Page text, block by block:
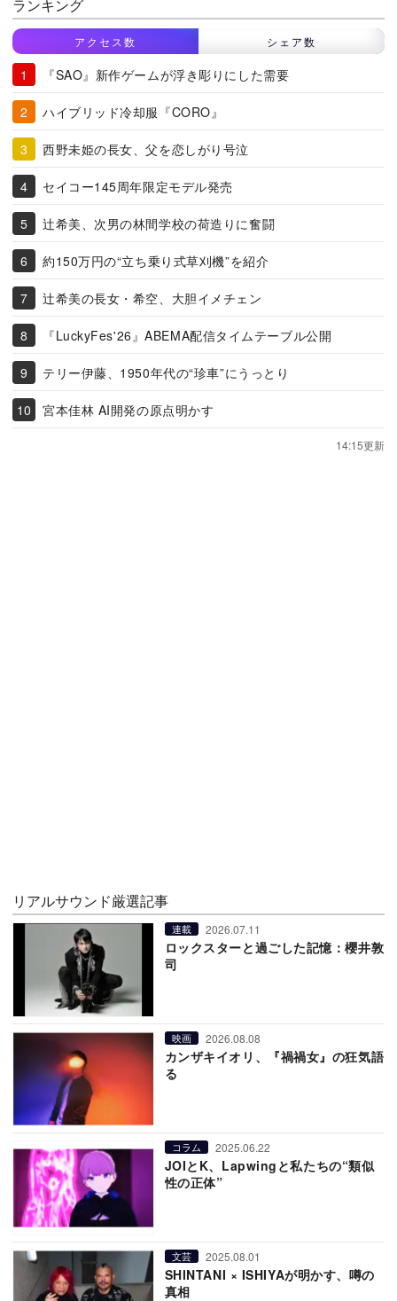
ランキング
アクセス数 シェア数
『SAO』新作ゲームが浮き彫りにした需要
ハイブリッド冷却服『CORO』
西野未姫の長女、父を恋しがり号泣
セイコー145周年限定モデル発売
辻希美、次男の林間学校の荷造りに奮闘
約150万円の“立ち乗り式草刈機”を紹介
辻希美の長女・希空、大胆イメチェン
『LuckyFes'26』ABEMA配信タイムテーブル公開
テリー伊藤、1950年代の“珍車”にうっとり
宮本佳林 AI開発の原点明かす
14:15更新
リアルサウンド厳選記事
連載 2026.07.11
ロックスターと過ごした記憶：櫻井敦
司
映画 2026.08.08
カンザキイオリ、『禍禍女』の狂気語
る
コラム 2025.06.22
JOIとK、Lapwingと私たちの“類似
性の正体”
文芸 2025.08.01
SHINTANI × ISHIYAが明かす、噂の
真相